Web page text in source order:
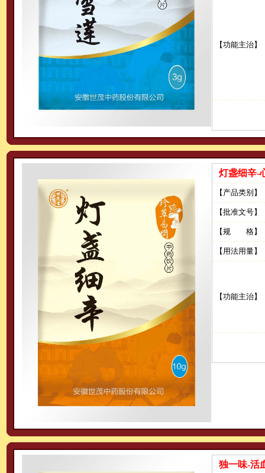
【功能主治】
灯盏细辛-
【产品类别】
【批准文号】
【规 格】
【用法用量】
【功能主治】
独一味-活